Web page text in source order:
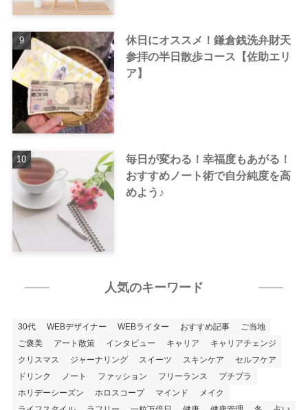
休日にオススメ！鎌倉銭洗弁財天
参拝の半日散歩コース【佐助エリ
ア】
毎日が変わる！幸福度もあがる！
おすすめノート術で自分純度を高
めよう♪
人気のキーワード
30代 WEBデザイナー WEBライター おすすめ記事
ご当地
ご褒美
アート散策 インタビュー キャリア
キャリアチェンジ
クリスマス
ジャーナリング スイーツ スキンケア
セルフケア
ドリンク
ノート ファッション フリーランス
プチプラ
ホリデーシーズン
ホロスコープ マインド
メイク